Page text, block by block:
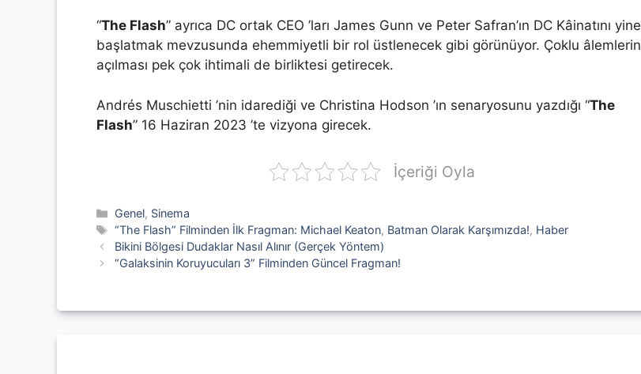
“The Flash” ayrıca DC ortak CEO ’ları James Gunn ve Peter Safran’ın DC Kâinatını yine
başlatmak mevzusunda ehemmiyetli bir rol üstlenecek gibi görünüyor. Çoklu âlemlerin
açılması pek çok ihtimali de birliktesi getirecek.
Andrés Muschietti ’nin idarediği ve Christina Hodson ’ın senaryosunu yazdığı “The
Flash” 16 Haziran 2023 ’te vizyona girecek.
İçeriği Oyla
Kategoriler
Genel, Sinema
Etiketler
“The Flash” Filminden İlk Fragman: Michael Keaton, Batman Olarak Karşımızda!, Haber
Bikini Bölgesi Dudaklar Nasıl Alınır (Gerçek Yöntem)
“Galaksinin Koruyucuları 3” Filminden Güncel Fragman!